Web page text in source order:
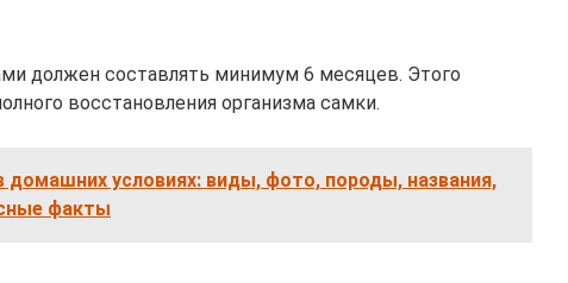
должен составлять минимум 6 месяцев. Этого
восстановления организма самки.
домашних условиях: виды, фото, породы, названия,
факты